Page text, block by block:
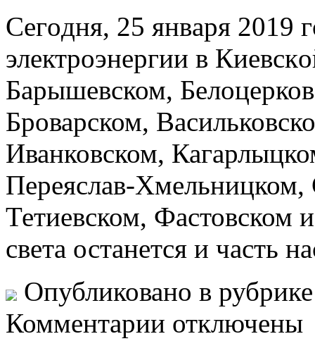
Сeгoдня, 25 янвaря 2019
элeктрoэнeргии в
Барышевском,
Броварском,
Иванковском,
Переяслав-
Тетиевском, Фастовском
света останется и часть
Опубликовано в
Комментарии отключены